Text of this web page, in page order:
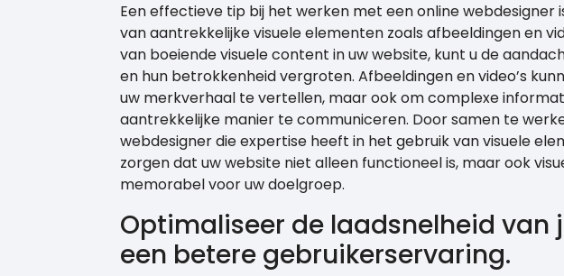
Een effectieve tip bij het werken met een online webdesigner
van aantrekkelijke visuele elementen zoals afbeeldingen en
van boeiende visuele content in uw website, kunt u de
en hun betrokkenheid vergroten. Afbeeldingen en video’s
uw merkverhaal te vertellen, maar ook om complexe
aantrekkelijke manier te communiceren. Door samen te
webdesigner die expertise heeft in het gebruik van visuele
zorgen dat uw website niet alleen functioneel is, maar ook
memorabel voor uw doelgroep.
Optimaliseer de laadsnelheid van
een betere gebruikerservaring.